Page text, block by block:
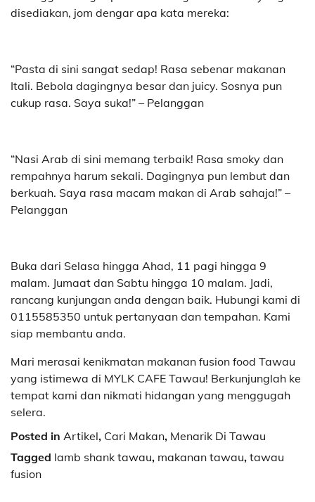
disediakan, jom dengar apa kata mereka:
“Pasta di sini sangat sedap! Rasa sebenar makanan
Itali. Bebola dagingnya besar dan juicy. Sosnya pun
cukup rasa. Saya suka!” – Pelanggan
“Nasi Arab di sini memang terbaik! Rasa smoky dan
rempahnya harum sekali. Dagingnya pun lembut dan
berkuah. Saya rasa macam makan di Arab sahaja!” –
Pelanggan
Buka dari Selasa hingga Ahad, 11 pagi hingga 9
malam. Jumaat dan Sabtu hingga 10 malam. Jadi,
rancang kunjungan anda dengan baik. Hubungi kami di
0115585350 untuk pertanyaan dan tempahan. Kami
siap membantu anda.
Mari merasai kenikmatan makanan fusion food Tawau
yang istimewa di MYLK CAFE Tawau! Berkunjunglah ke
tempat kami dan nikmati hidangan yang menggugah
selera.
Posted in Artikel, Cari Makan, Menarik Di Tawau
Tagged lamb shank tawau, makanan tawau, tawau
fusion